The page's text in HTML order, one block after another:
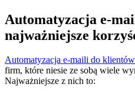
Automatyzacja e-
najważniejsze
Automatyzacja e-maili do
firm, które niesie ze sobą wiele
Najważniejsze z nich to: